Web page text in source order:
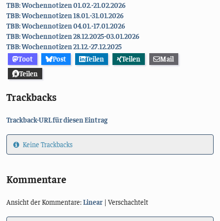
TBB: Wochennotizen 01.02.-21.02.2026
TBB: Wochennotizen 18.01.-31.01.2026
TBB: Wochennotizen 04.01.-17.01.2026
TBB: Wochennotizen 28.12.2025-03.01.2026
TBB: Wochennotizen 21.12.-27.12.2025
Toot
Post Teilen Teilen
Mail
Teilen
Trackbacks
Trackback-URL für diesen Eintrag
Keine Trackbacks
Kommentare
Ansicht der Kommentare:Linear | Verschachtelt